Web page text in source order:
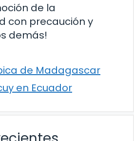
de la
con precaución y
demás!
de Madagascar
en Ecuador